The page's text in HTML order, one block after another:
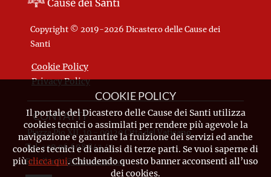
Copyright © 2019-2026 Dicastero delle Cause dei
Santi
Cookie Policy
Privacy Policy
CONTATTI
Piazza Pio XII, 10 - 00120 Città del Vaticano
Tel. +39.06.698.842.44
Emailinfo@causesanti.va
COOKIE POLICY
Il portale del Dicastero delle Cause dei Santi utilizza
cookies tecnici o assimilati per rendere più agevole la
navigazione e garantire la fruizione dei servizi ed anche
cookies tecnici e di analisi di terze parti. Se vuoi saperne di
piùclicca qui. Chiudendo questo banner acconsenti all’uso
dei cookies.